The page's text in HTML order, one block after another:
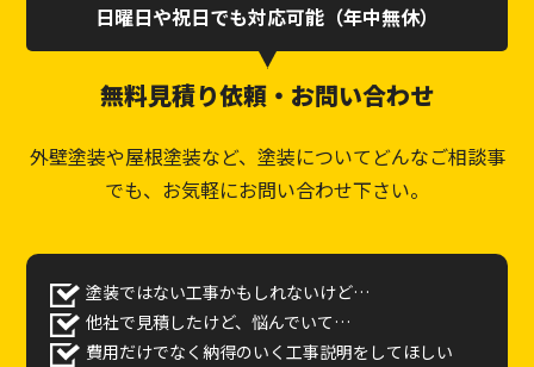
日曜日や祝日でも対応可能（年中無休）
無料見積り依頼・お問い合わせ
外壁塗装や屋根塗装など、塗装についてどんなご相談事
でも、お気軽にお問い合わせ下さい。
塗装ではない工事かもしれないけど…
他社で見積したけど、悩んでいて…
費用だけでなく納得のいく工事説明をしてほしい